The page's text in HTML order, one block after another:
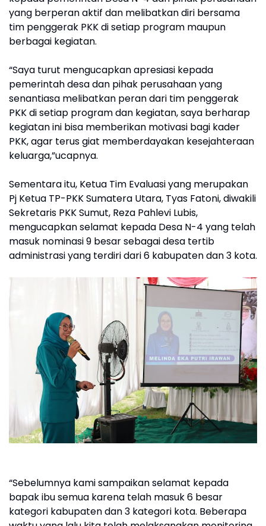
yang berperan aktif dan melibatkan diri bersama
tim penggerak PKK di setiap program maupun
berbagai kegiatan.
“Saya turut mengucapkan apresiasi kepada
pemerintah desa dan pihak perusahaan yang
senantiasa melibatkan peran dari tim penggerak
PKK di setiap program dan kegiatan, saya berharap
kegiatan ini bisa memberikan motivasi bagi kader
PKK, agar terus giat memberdayakan kesejahteraan
keluarga,”ucapnya.
Sementara itu, Ketua Tim Evaluasi yang merupakan
Pj Ketua TP-PKK Sumatera Utara, Tyas Fatoni, diwakili
Sekretaris PKK Sumut, Reza Pahlevi Lubis,
mengucapkan selamat kepada Desa N-4 yang telah
masuk nominasi 9 besar sebagai desa tertib
administrasi yang terdiri dari 6 kabupaten dan 3 kota.
“Sebelumnya kami sampaikan selamat kepada
bapak ibu semua karena telah masuk 6 besar
kategori kabupaten dan 3 kategori kota. Beberapa